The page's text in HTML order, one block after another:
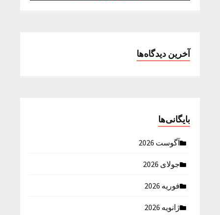
آخرین دیدگاه‌ها
بایگانی‌ها
آگوست 2026
جولای 2026
فوریه 2026
ژانویه 2026